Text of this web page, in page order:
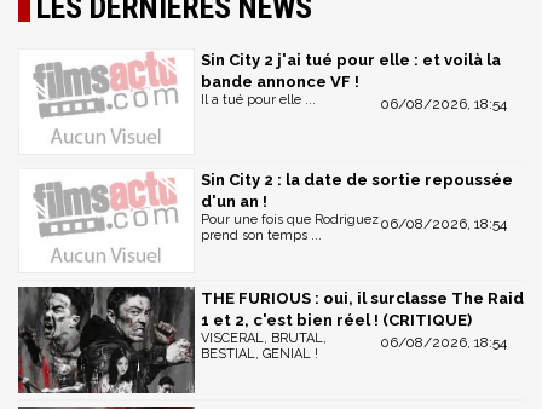
LES DERNIÈRES NEWS
Sin City 2 j'ai tué pour elle : et voilà la
bande annonce VF !
06/08/2026, 18:54
Il a tué pour elle ...
Sin City 2 : la date de sortie repoussée
d'un an !
06/08/2026, 18:54
Pour une fois que Rodriguez
prend son temps ...
THE FURIOUS : oui, il surclasse The Raid
1 et 2, c'est bien réel ! (CRITIQUE)
06/08/2026, 18:54
VISCERAL, BRUTAL,
BESTIAL, GENIAL !